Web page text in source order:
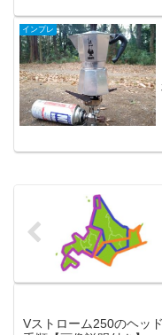
インプレ
Vストローム250のヘッ